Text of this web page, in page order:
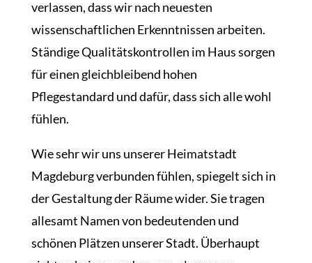
verlassen, dass wir nach neuesten
wissenschaftlichen Erkenntnissen arbeiten.
Ständige Qualitätskontrollen im Haus sorgen
für einen gleichbleibend hohen
Pflegestandard und dafür, dass sich alle wohl
fühlen.
Wie sehr wir uns unserer Heimatstadt
Magdeburg verbunden fühlen, spiegelt sich in
der Gestaltung der Räume wider. Sie tragen
allesamt Namen von bedeutenden und
schönen Plätzen unserer Stadt. Überhaupt